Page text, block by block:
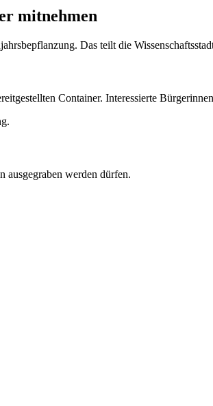
mitnehmen
Das teilt die
Container. Interessierte
ausgegraben werden dürfen.